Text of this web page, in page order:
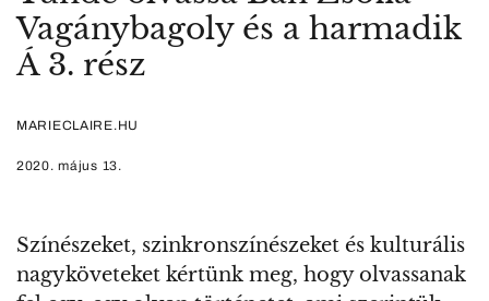
Vagánybagoly és a harmadik
Á 3. rész
MARIECLAIRE.HU
2020. május 13.
Színészeket, szinkronszínészeket és kulturális
nagyköveteket kértünk meg, hogy olvassanak